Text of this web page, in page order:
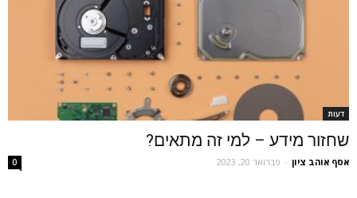
דעות
שחזור מידע – למי זה מתאים?
אסף אוהב ציון - פברואר 20, 2023 0